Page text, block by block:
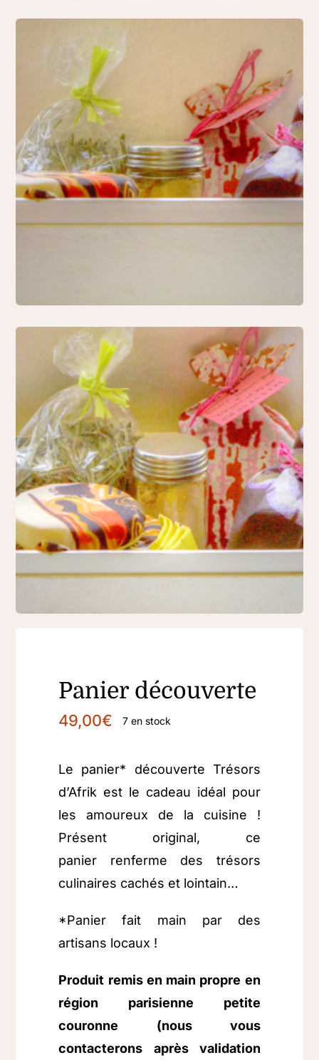
Panier découverte
49,00€ 7 en stock
Le panier* découverte Trésors
d’Afrik est le cadeau idéal pour
les amoureux de la cuisine !
Présent original, ce
panier renferme des trésors
culinaires cachés et lointain…
*Panier fait main par des
artisans locaux !
Produit remis en main propre en
région parisienne petite
couronne (nous vous
contacterons après validation